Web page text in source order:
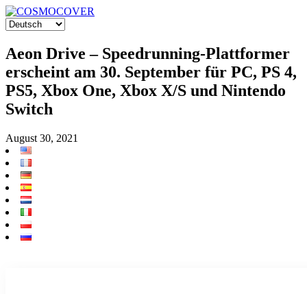
Aeon Drive – Speedrunning-Plattformer
erscheint am 30. September für PC, PS 4,
PS5, Xbox One, Xbox X/S und Nintendo
Switch
August 30, 2021